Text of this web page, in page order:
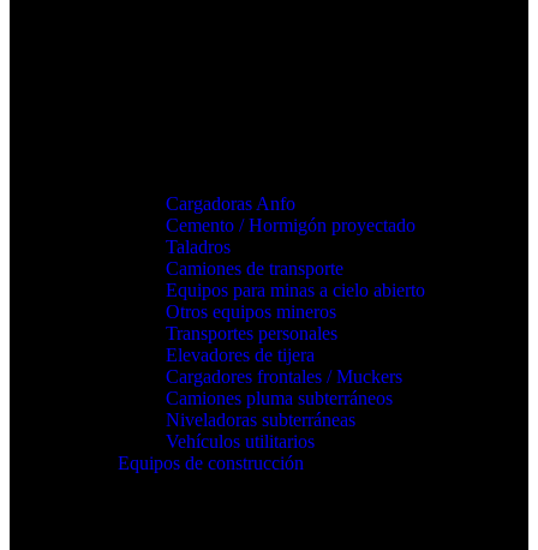
Cargadoras Anfo
Cemento / Hormigón proyectado
Taladros
Camiones de transporte
Equipos para minas a cielo abierto
Otros equipos mineros
Transportes personales
Elevadores de tijera
Cargadores frontales / Muckers
Camiones pluma subterráneos
Niveladoras subterráneas
Vehículos utilitarios
Equipos de construcción